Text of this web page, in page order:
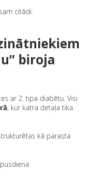
citādi.
biroja
ar 2. tipa diabētu. Visi
, kur katra detaļa tika
kā parasta